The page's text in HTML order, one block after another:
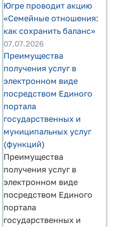
Югре проводит акцию
«Семейные отношения:
как сохранить баланс»
07.07.2026
Преимущества
получения услуг в
электронном виде
посредством Единого
портала
государственных и
муниципальных услуг
(функций)
Преимущества
получения услуг в
электронном виде
посредством Единого
портала
государственных и